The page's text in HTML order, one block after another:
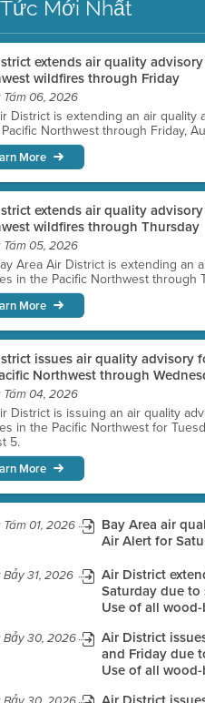
Mới Nhất
extends air quality
wildfires through Friday
Tám 06, 2026
District is extending an air
Northwest through Friday,
More
extends air quality
wildfires through Thursday
Tám 05, 2026
Area Air District is extending an
in the Pacific Northwest through
More
issues air quality advisory
Northwest through
Tám 04, 2026
District is issuing an air quality
in the Pacific Northwest for
5.
More
Tám 01, 2026
Bay Area air
Air Alert for
Bảy 31, 2026
Air District
Saturday due to
Use of all
Bảy 30, 2026
Air District
and Friday due
Use of all